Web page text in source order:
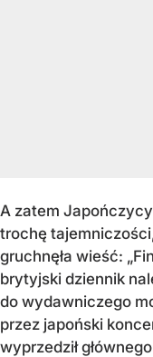
A zatem
trochę
gruchnęła wieść:
brytyjski dziennik
do wydawniczego
przez japoński
wyprzedził